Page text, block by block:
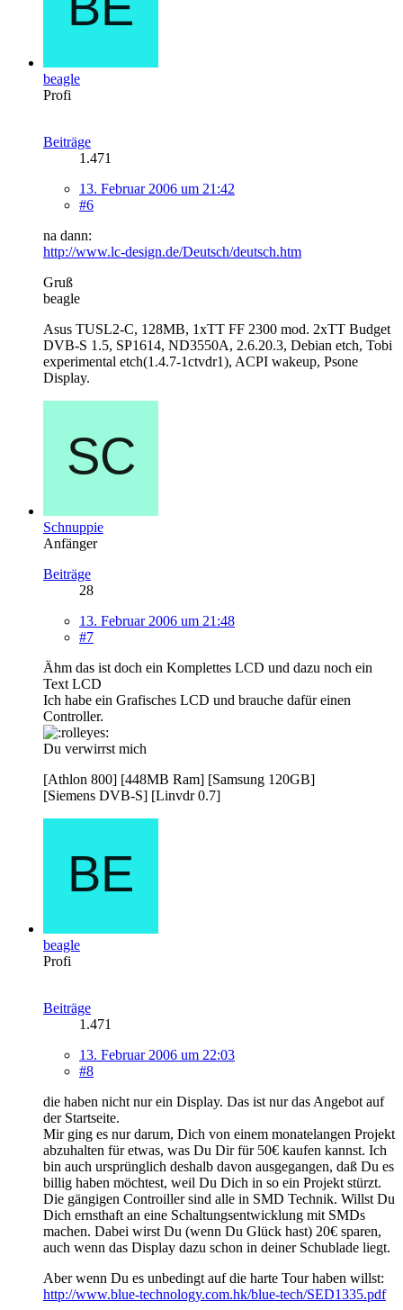
beagle
Profi
Beiträge
1.471
13. Februar 2006 um 21:42
#6
na dann:
http://www.lc-design.de/Deutsch/deutsch.htm
Gruß
beagle
Asus TUSL2-C, 128MB, 1xTT FF 2300 mod. 2xTT Budget
DVB-S 1.5, SP1614, ND3550A, 2.6.20.3, Debian etch, Tobi
experimental etch(1.4.7-1ctvdr1), ACPI wakeup, Psone
Display.
Schnuppie
Anfänger
Beiträge
28
13. Februar 2006 um 21:48
#7
Ähm das ist doch ein Komplettes LCD und dazu noch ein
Text LCD
Ich habe ein Grafisches LCD und brauche dafür einen
Controller.
Du verwirrst mich
[Athlon 800] [448MB Ram] [Samsung 120GB]
[Siemens DVB-S] [Linvdr 0.7]
beagle
Profi
Beiträge
1.471
13. Februar 2006 um 22:03
#8
die haben nicht nur ein Display. Das ist nur das Angebot auf
der Startseite.
Mir ging es nur darum, Dich von einem monatelangen Projekt
abzuhalten für etwas, was Du Dir für 50€ kaufen kannst. Ich
bin auch ursprünglich deshalb davon ausgegangen, daß Du es
billig haben möchtest, weil Du Dich in so ein Projekt stürzt.
Die gängigen Controiller sind alle in SMD Technik. Willst Du
Dich ernsthaft an eine Schaltungsentwicklung mit SMDs
machen. Dabei wirst Du (wenn Du Glück hast) 20€ sparen,
auch wenn das Display dazu schon in deiner Schublade liegt.
Aber wenn Du es unbedingt auf die harte Tour haben willst:
http://www.blue-technology.com.hk/blue-tech/SED1335.pdf